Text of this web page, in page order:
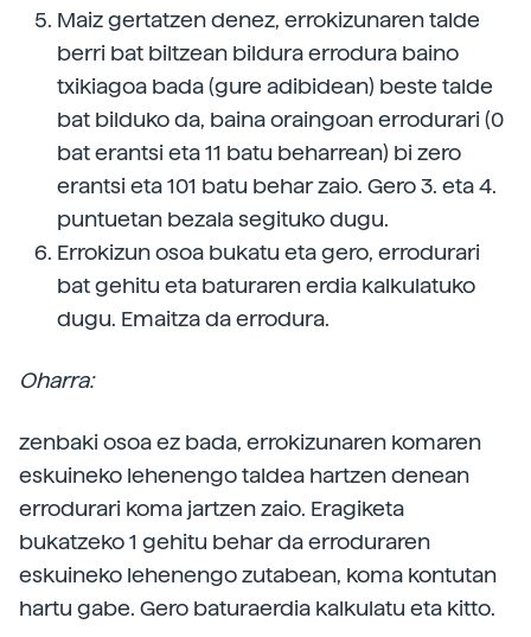
Maiz gertatzen denez, errokizunaren talde
berri bat biltzean bildura errodura baino
txikiagoa bada (gure adibidean) beste talde
bat bilduko da, baina oraingoan errodurari (0
bat erantsi eta 11 batu beharrean) bi zero
erantsi eta 101 batu behar zaio. Gero 3. eta 4.
puntuetan bezala segituko dugu.
Errokizun osoa bukatu eta gero, errodurari
bat gehitu eta baturaren erdia kalkulatuko
dugu. Emaitza da errodura.
Oharra:
zenbaki osoa ez bada, errokizunaren komaren
eskuineko lehenengo taldea hartzen denean
errodurari koma jartzen zaio. Eragiketa
bukatzeko 1 gehitu behar da erroduraren
eskuineko lehenengo zutabean, koma kontutan
hartu gabe. Gero baturaerdia kalkulatu eta kitto.